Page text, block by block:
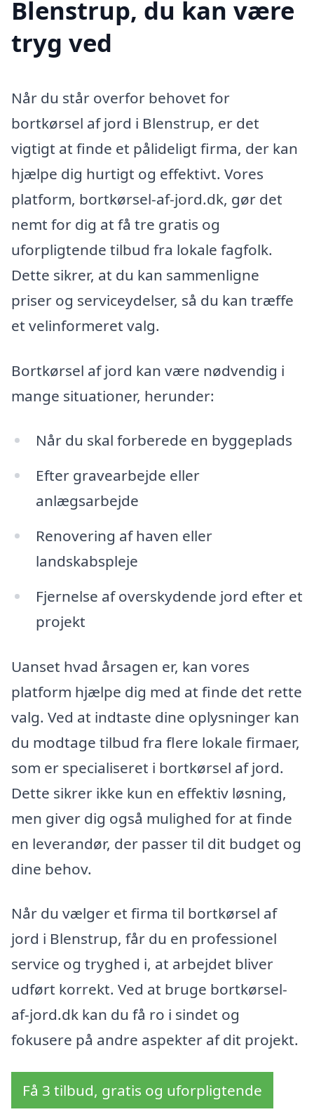
Blenstrup, du kan være
tryg ved
Når du står overfor behovet for
bortkørsel af jord i Blenstrup, er det
vigtigt at finde et pålideligt firma, der kan
hjælpe dig hurtigt og effektivt. Vores
platform, bortkørsel-af-jord.dk, gør det
nemt for dig at få tre gratis og
uforpligtende tilbud fra lokale fagfolk.
Dette sikrer, at du kan sammenligne
priser og serviceydelser, så du kan træffe
et velinformeret valg.
Bortkørsel af jord kan være nødvendig i
mange situationer, herunder:
Når du skal forberede en byggeplads
Efter gravearbejde eller
anlægsarbejde
Renovering af haven eller
landskabspleje
Fjernelse af overskydende jord efter et
projekt
Uanset hvad årsagen er, kan vores
platform hjælpe dig med at finde det rette
valg. Ved at indtaste dine oplysninger kan
du modtage tilbud fra flere lokale firmaer,
som er specialiseret i bortkørsel af jord.
Dette sikrer ikke kun en effektiv løsning,
men giver dig også mulighed for at finde
en leverandør, der passer til dit budget og
dine behov.
Når du vælger et firma til bortkørsel af
jord i Blenstrup, får du en professionel
service og tryghed i, at arbejdet bliver
udført korrekt. Ved at bruge bortkørsel-
af-jord.dk kan du få ro i sindet og
fokusere på andre aspekter af dit projekt.
Få 3 tilbud, gratis og uforpligtende